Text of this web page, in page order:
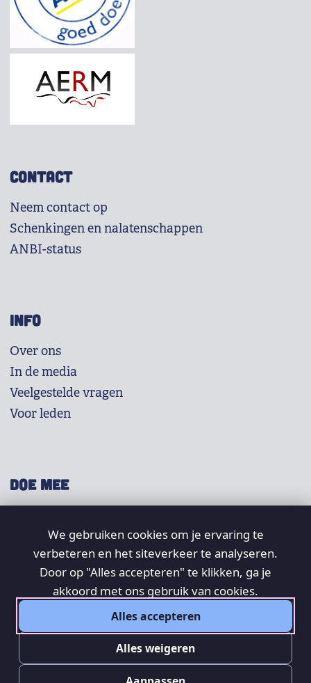
CONTACT
Neem contact op
Schenkingen en nalatenschappen
ANBI-status
INFO
Over ons
In de media
Veelgestelde vragen
Voor leden
DOE MEE
Doneer
Word lid
Vrijwilligers
We gebruiken cookies om je ervaring te
verbeteren en het siteverkeer te analyseren.
Door op "Alles accepteren" te klikken, ga je
akkoord met ons gebruik van cookies.
Alles accepteren
Alles weigeren